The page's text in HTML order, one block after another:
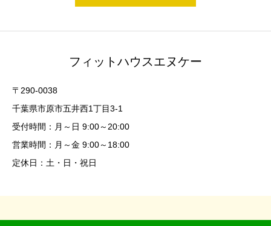
フィットハウスエヌケー
〒290-0038
千葉県市原市五井西1丁目3-1
受付時間：月～日 9:00～20:00
営業時間：月～金 9:00～18:00
定休日：土・日・祝日